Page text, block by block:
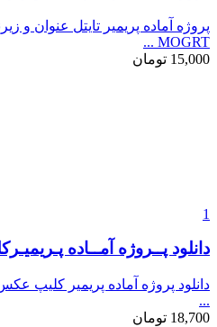
MOGRT ...
15,000 تومان
1
دانلود پــروژه آمــاده
...
18,700 تومان